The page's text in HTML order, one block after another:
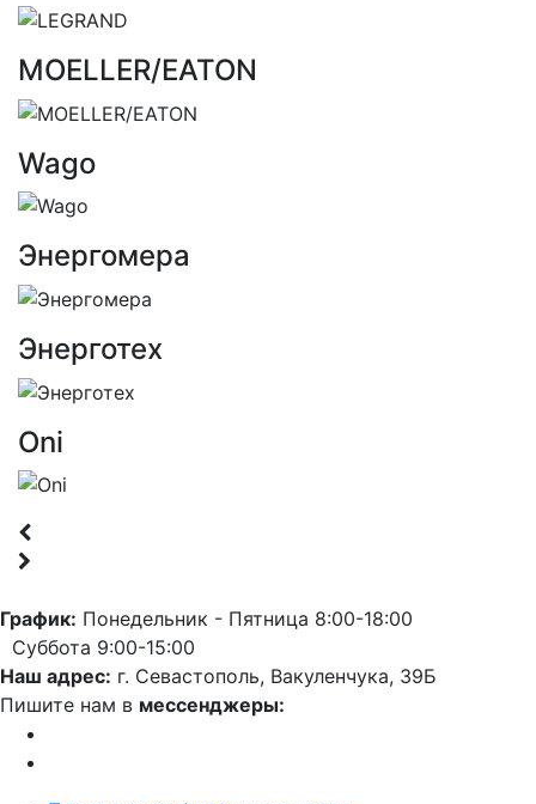
MOELLER/EATON
Wago
Энергомера
Энерготех
Oni
График: Понедельник - Пятница 8:00-18:00
Суббота 9:00-15:00
Наш адрес: г. Севастополь, Вакуленчука, 39Б
Пишите нам в мессенджеры: